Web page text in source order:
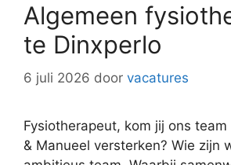
Algemeen
te Dinxperlo
6 juli 2026 door vacatures
Fysiotherapeut, kom jij ons
& Manueel versterken? Wie zijn